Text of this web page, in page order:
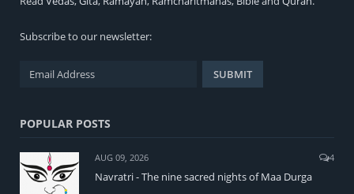
Subscribe to our newsletter:
POPULAR POSTS
AUG 09, 2026 4
Navratri - The nine sacred nights of Maa Durga